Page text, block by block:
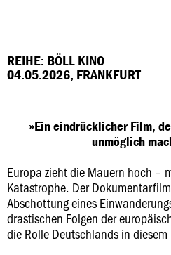
REIHE: BÖLL KINO
04.05.2026, FRANKFURT
»Ein eindrücklicher Film,
unmöglich
Europa zieht die Mauern hoch –
Katastrophe. Der
Abschottung eines
drastischen Folgen der
die Rolle Deutschlands in